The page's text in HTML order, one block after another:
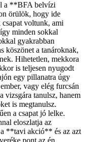
a **BFA belvízi
örülök, hogy ide
voltunk, ami
minden sokkal
gyakrabban
köszönet a tanároknak,
Hihetetlen, mekkora
is teljesen nyugodt
egy pillanatra úgy
vagy elég furcsán
vizsgára tanulsz, hanem
is megtanulsz.
a csapat jó lelke.
eloszlatja az
a **tavi akció** és az azt